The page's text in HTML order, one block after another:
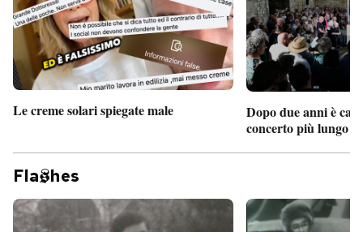
Le creme solari spiegate male
Dopo due anni è
concerto più lungo
Fla hes